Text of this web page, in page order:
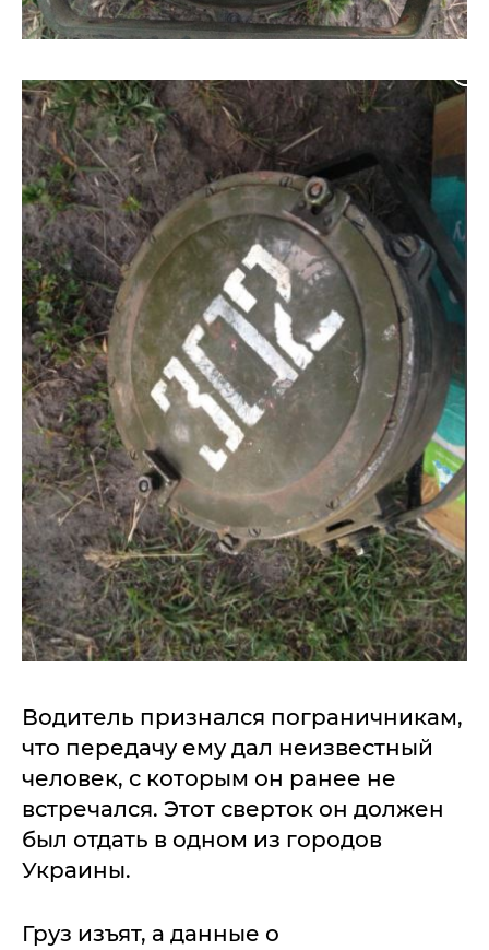
Водитель признался пограничникам,
что передачу ему дал неизвестный
человек, с которым он ранее не
встречался. Этот сверток он должен
был отдать в одном из городов
Украины.
Груз изъят, а данные о